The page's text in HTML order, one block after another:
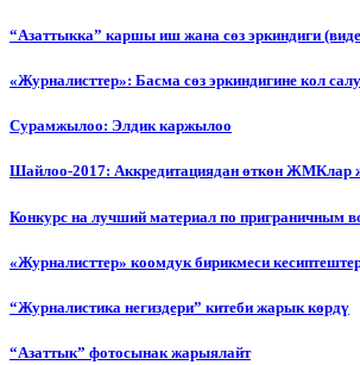
“Азаттыкка” каршы иш жана сөз эркиндиги
«Журналисттер»: Басма сөз эркиндигине кол
Сурамжылоо: Элдик каржылоо
Шайлоо-2017: Аккредитациядан өткөн ЖМКлар
Конкурс на лучший материал по приграничным
«Журналисттер» коомдук бирикмеси
“Журналистика негиздери” китеби жарык көрдү
“Азаттык” фотосынак жарыялайт